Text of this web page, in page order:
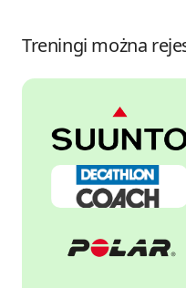
Treningi można